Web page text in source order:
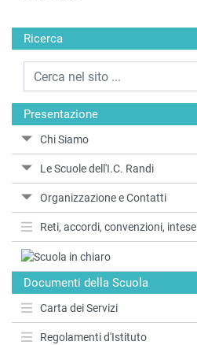
Ricerca
Presentazione
Chi Siamo
Le Scuole dell'I.C. Randi
Organizzazione e Contatti
Reti, accordi, convenzioni, intese
Documenti della Scuola
Carta dei Servizi
Regolamenti d'Istituto